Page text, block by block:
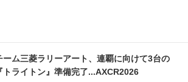
ーム三菱ラリーアート、連覇に向けて3台の
『トライトン』準備完了...AXCR2026